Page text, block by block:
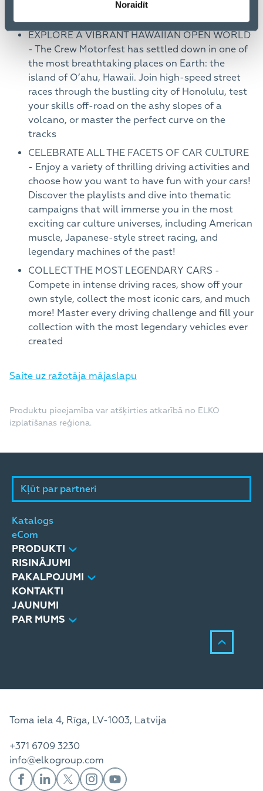
Noraidīt
EXPLORE A VIBRANT HAWAIIAN OPEN WORLD
- The Crew Motorfest has settled down in one of
the most breathtaking places on Earth: the
island of O’ahu, Hawaii. Join high-speed street
races through the bustling city of Honolulu, test
your skills off-road on the ashy slopes of a
volcano, or master the perfect curve on the
tracks
CELEBRATE ALL THE FACETS OF CAR CULTURE
- Enjoy a variety of thrilling driving activities and
choose how you want to have fun with your cars!
Discover the playlists and dive into thematic
campaigns that will immerse you in the most
exciting car culture universes, including American
muscle, Japanese-style street racing, and
legendary machines of the past!
COLLECT THE MOST LEGENDARY CARS -
Compete in intense driving races, show off your
own style, collect the most iconic cars, and much
more! Master every driving challenge and fill your
collection with the most legendary vehicles ever
created
Saite uz ražotāja mājaslapu
Produktu pieejamība var atšķirties atkarībā no ELKO
izplatīšanas reģiona.
Kļūt par partneri
Katalogs
eCom
PRODUKTI
RISINĀJUMI
PAKALPOJUMI
KONTAKTI
JAUNUMI
PAR MUMS
Toma iela 4, Rīga, LV-1003, Latvija
+371 6709 3230
info@elkogroup.com